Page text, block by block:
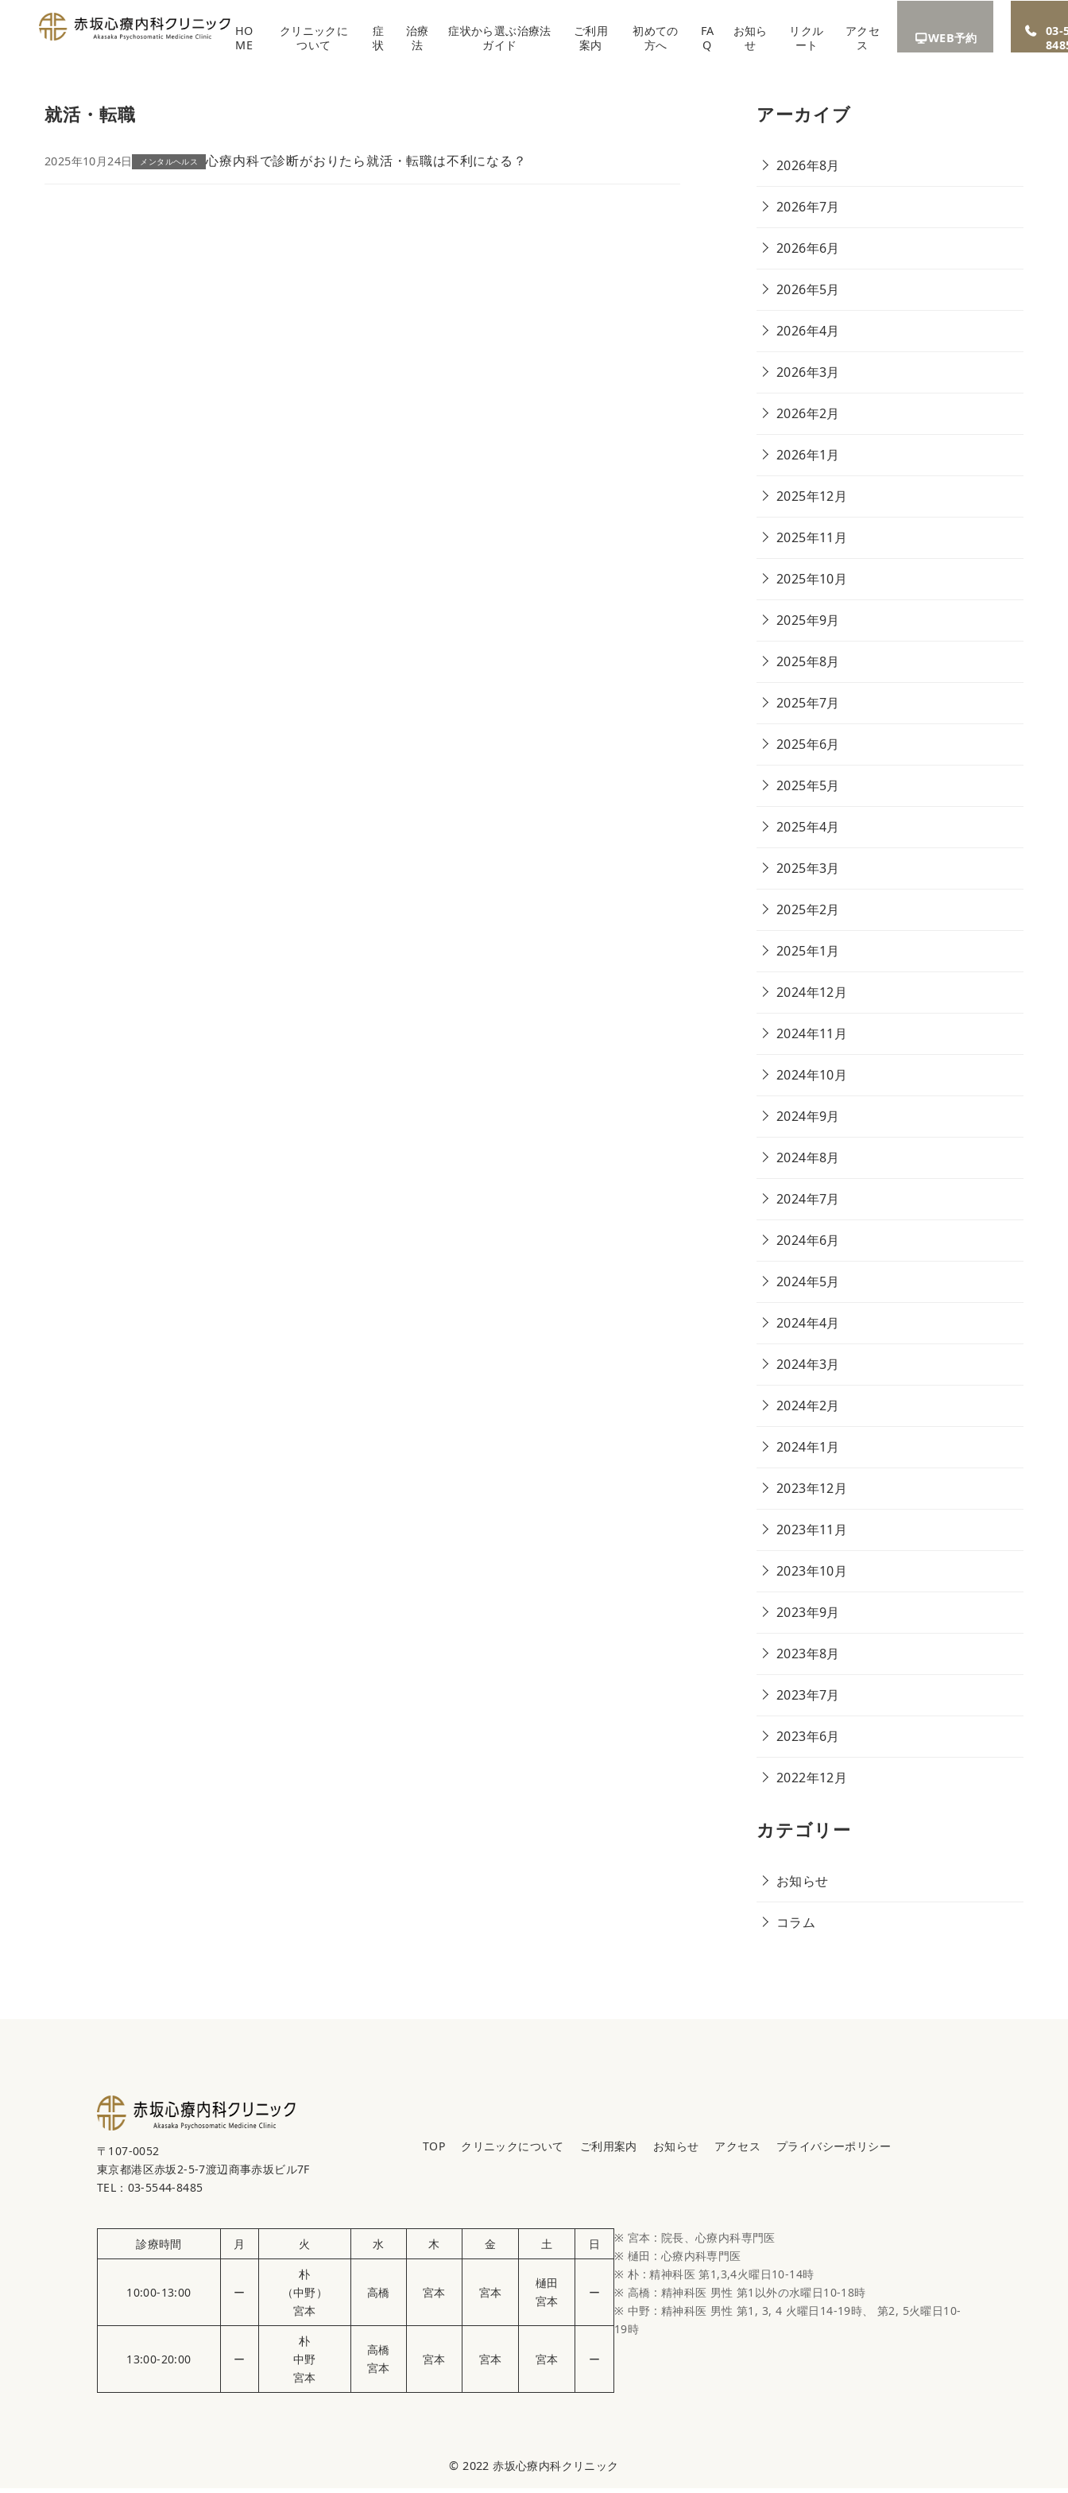
HO
ME
クリニックに
ついて
症
状
治療
法
症状から選ぶ治療法
ガイド
ご利用
案内
初めての
方へ
FA
Q
お知ら
せ
リクル
ート
アクセ
ス
WEB予約
03-
就活・転職
2025年10月24日 メンタルヘルス 心療内科で診断がおりたら就活・転職は不利になる？
アーカイブ
2026年8月
2026年7月
2026年6月
2026年5月
2026年4月
2026年3月
2026年2月
2026年1月
2025年12月
2025年11月
2025年10月
2025年9月
2025年8月
2025年7月
2025年6月
2025年5月
2025年4月
2025年3月
2025年2月
2025年1月
2024年12月
2024年11月
2024年10月
2024年9月
2024年8月
2024年7月
2024年6月
2024年5月
2024年4月
2024年3月
2024年2月
2024年1月
2023年12月
2023年11月
2023年10月
2023年9月
2023年8月
2023年7月
2023年6月
2022年12月
カテゴリー
お知らせ
コラム
〒107-0052
東京都港区赤坂2-5-7渡辺商事赤坂ビル7F
TEL：03-5544-8485
TOP クリニックについて ご利用案内 お知らせ アクセス プライバシーポリシー
診療時間 月 火 水 木 金 土 日
10:00-13:00 ー
朴
（中野）
宮本
高橋 宮本 宮本
樋田
宮本
ー
13:00-20:00 ー
朴
中野
宮本
高橋
宮本
宮本 宮本 宮本 ー
※ 宮本 : 院長、心療内科専門医
※ 樋田 : 心療内科専門医
※ 朴 : 精神科医 第1,3,4火曜日10-14時
※ 高橋 : 精神科医 男性 第1以外の水曜日10-18時
※ 中野 : 精神科医 男性 第1, 3, 4 火曜日14-19時、 第2, 5火曜日10-
19時
© 2022赤坂心療内科クリニック